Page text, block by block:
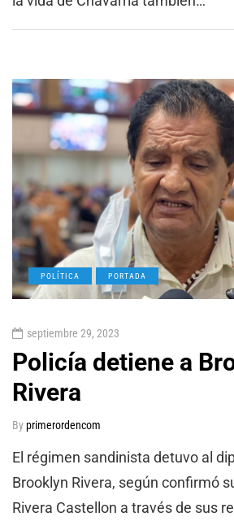
POLÍTICA PORTADA
septiembre 29, 2023
Policía detiene a
Rivera
Byprimerordencom
El régimen sandinista detuvo al
Brooklyn Rivera, según confirmó
Rivera Castellon a través de sus